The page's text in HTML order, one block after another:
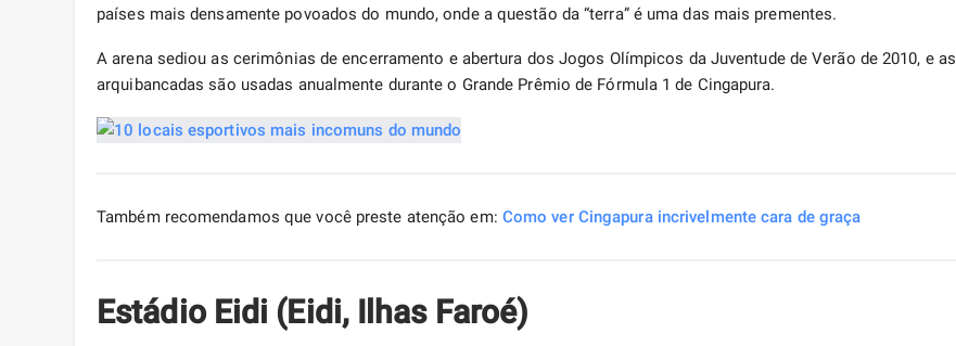
países mais densamente povoados do mundo, onde a questão da “terra” é uma das mais prementes.
A arena sediou as cerimônias de encerramento e abertura dos Jogos Olímpicos da Juventude de Verão de 2010, e as
arquibancadas são usadas anualmente durante o Grande Prêmio de Fórmula 1 de Cingapura.
Também recomendamos que você preste atenção em: Como ver Cingapura incrivelmente cara de graça
Estádio Eidi (Eidi, Ilhas Faroé)